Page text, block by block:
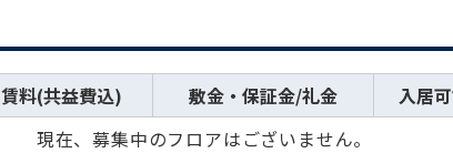
賃料(共益費込) 敷金・保証金/礼金 入居
現在、募集中のフロアはございません。